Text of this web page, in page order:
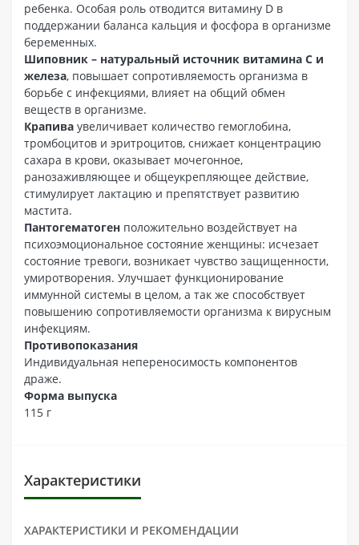
ребенка. Особая роль отводится витамину D в
поддержании баланса кальция и фосфора в организме
беременных.
Шиповник – натуральный источник витамина С и
железа, повышает сопротивляемость организма в
борьбе с инфекциями, влияет на общий обмен
веществ в организме.
Крапива увеличивает количество гемоглобина,
тромбоцитов и эритроцитов, снижает концентрацию
сахара в крови, оказывает мочегонное,
ранозаживляющее и общеукрепляющее действие,
стимулирует лактацию и препятствует развитию
мастита.
Пантогематоген положительно воздействует на
психоэмоциональное состояние женщины: исчезает
состояние тревоги, возникает чувство защищенности,
умиротворения. Улучшает функционирование
иммунной системы в целом, а так же способствует
повышению сопротивляемости организма к вирусным
инфекциям.
Противопоказания
Индивидуальная непереносимость компонентов
драже.
Форма выпуска
115 г
Характеристики
ХАРАКТЕРИСТИКИ И РЕКОМЕНДАЦИИ